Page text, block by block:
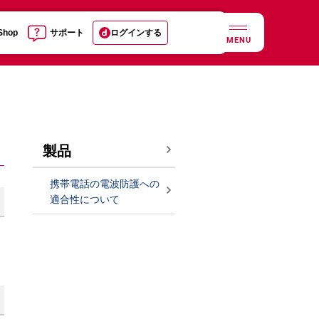
サポート ログインする
MENU
製品
携帯電話の電波防護への
適合性について